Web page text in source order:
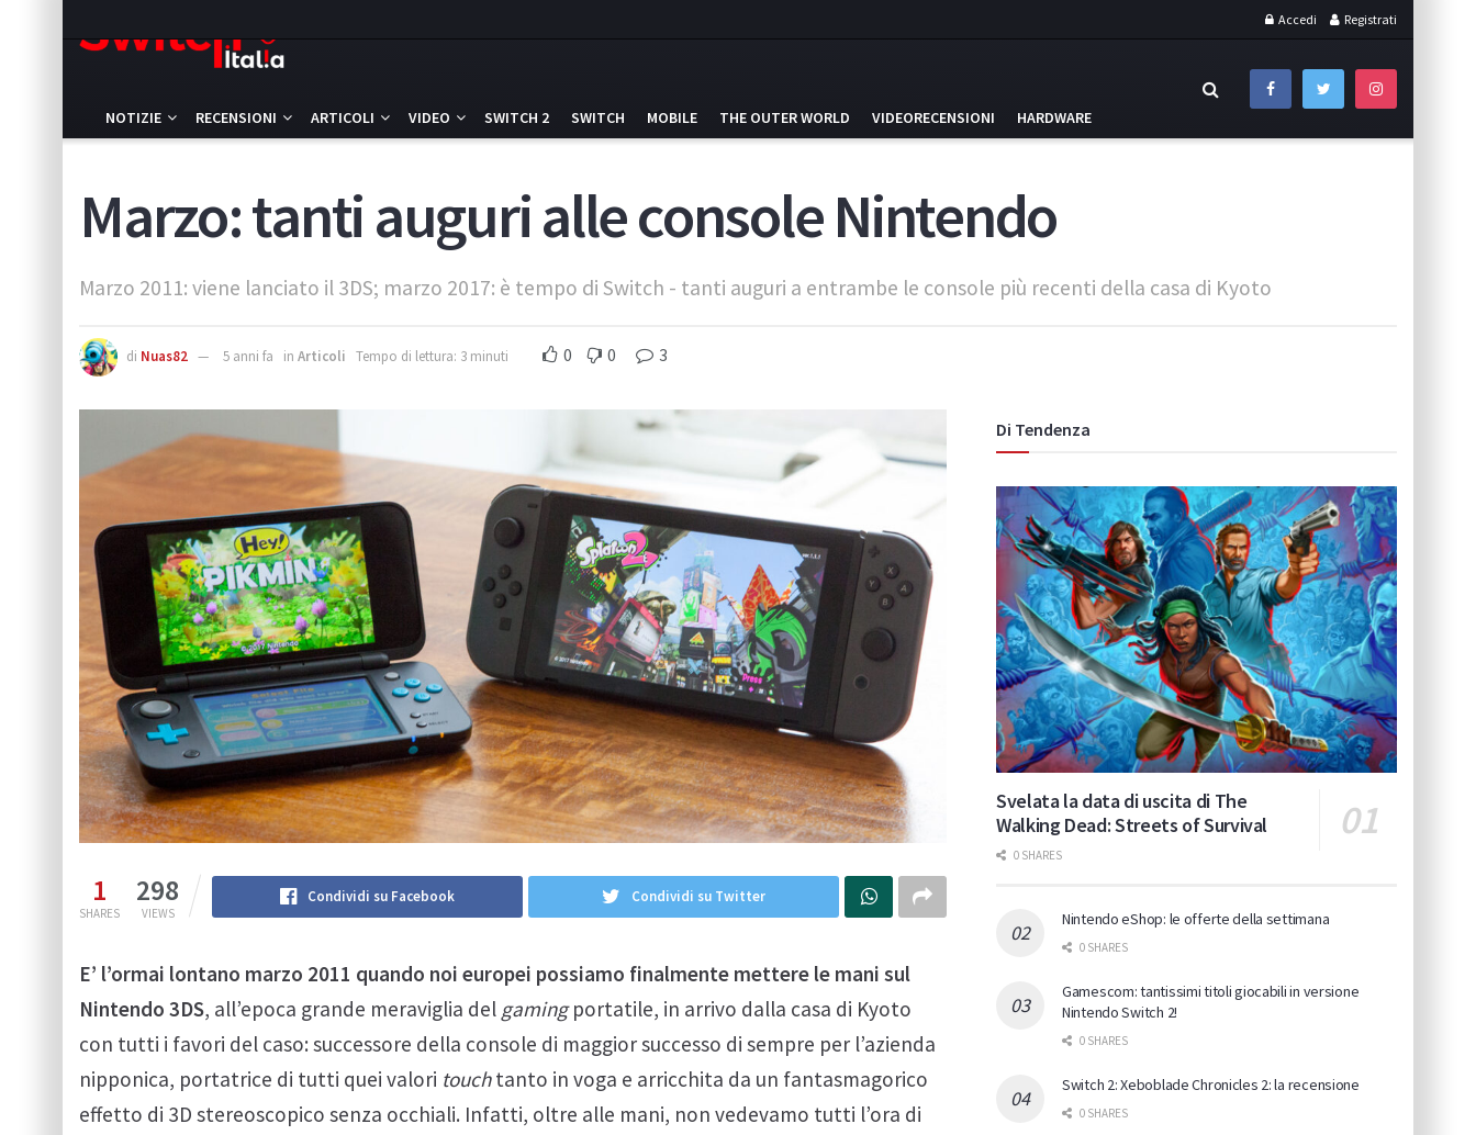
Accedi Registrati
NOTIZIE RECENSIONI ARTICOLI VIDEO SWITCH 2 SWITCH MOBILE THE OUTER WORLD VIDEORECENSIONI HARDWARE
Marzo: tanti auguri alle console Nintendo
Marzo 2011: viene lanciato il 3DS; marzo 2017: è tempo di Switch - tanti auguri a entrambe le console più recenti della casa di Kyoto
di Nuas82 5 anni fa in Articoli Tempo di lettura: 3 minuti 0 0 3
1
SHARES
298
VIEWS
Condividi su Facebook Condividi su Twitter
E’ l’ormai lontano marzo 2011 quando noi europei possiamo finalmente mettere le mani sul
Nintendo 3DS, all’epoca grande meraviglia del gamingportatile, in arrivo dalla casa di Kyoto
con tutti i favori del caso: successore della console di maggior successo di sempre per l’azienda
nipponica, portatrice di tutti quei valori touchtanto in voga e arricchita da un fantasmagorico
effetto di 3D stereoscopico senza occhiali. Infatti, oltre alle mani, non vedevamo tutti l’ora di
Di Tendenza
Svelata la data di uscita di The
Walking Dead: Streets of Survival
0 SHARES
Nintendo eShop: le offerte della settimana
0 SHARES
Gamescom: tantissimi titoli giocabili in versione
Nintendo Switch 2!
0 SHARES
Switch 2: Xeboblade Chronicles 2: la recensione
0 SHARES